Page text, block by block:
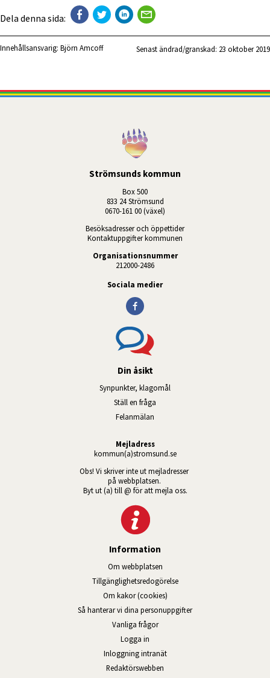
Dela denna sida:
Innehållsansvarig: Björn Amcoff Senast ändrad/granskad: 23 oktober 2019
Strömsunds kommun
Box 500
833 24 Strömsund
0670-161 00 (växel)
Besöksadresser och öppettider
Kontaktuppgifter kommunen
Organisationsnummer
212000-2486
Sociala medier
Din åsikt
Synpunkter, klagomål
Ställ en fråga
Felanmälan
Mejladress
kommun(a)stromsund.se
Obs! Vi skriver inte ut mejladresser
på webbplatsen.
Byt ut (a) till @ för att mejla oss.
Information
Om webbplatsen
Tillgänglig­hets­redo­görelse
Om kakor (cookies)
Så hanterar vi dina personuppgifter
Vanliga frågor
Logga in
Inloggning intranätÖppnas i nytt fönster.
Redaktörswebben